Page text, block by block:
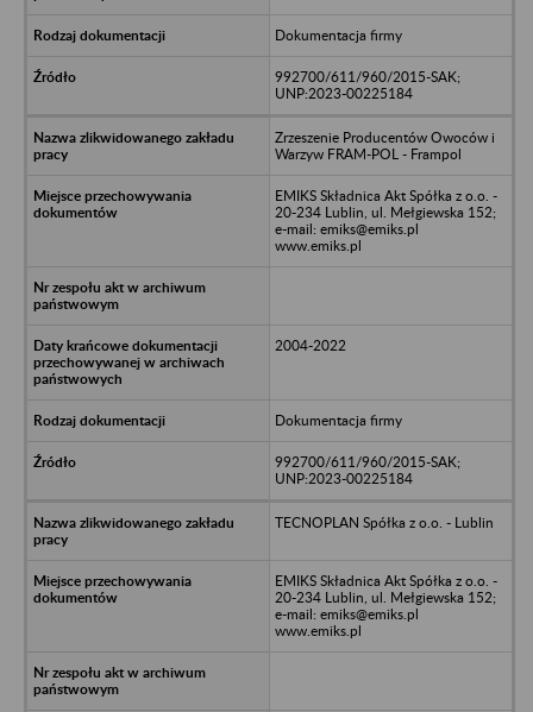
Dokumentacja firmy
992700/611/960/2015-SAK;
UNP:2023-00225184
Zrzeszenie Producentów Owoców i
Warzyw FRAM-POL - Frampol
EMIKS Składnica Akt Spółka z o.o. -
20-234 Lublin, ul. Mełgiewska 152;
e-mail: emiks@emiks.pl
www.emiks.pl
2004-2022
Dokumentacja firmy
992700/611/960/2015-SAK;
UNP:2023-00225184
TECNOPLAN Spółka z o.o. - Lublin
EMIKS Składnica Akt Spółka z o.o. -
20-234 Lublin, ul. Mełgiewska 152;
e-mail: emiks@emiks.pl
www.emiks.pl